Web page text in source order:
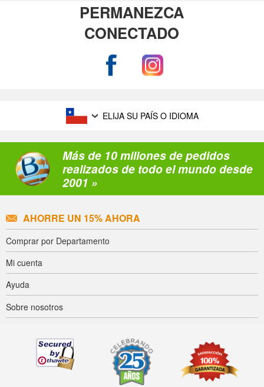
PERMANEZCA
CONECTADO
ELIJA SU PAÍS O IDIOMA
Más de 10 millones de pedidos
realizados de todo el mundo desde
2001 »
AHORRE UN 15% AHORA
Comprar por Departamento
Mi cuenta
Ayuda
Sobre nosotros